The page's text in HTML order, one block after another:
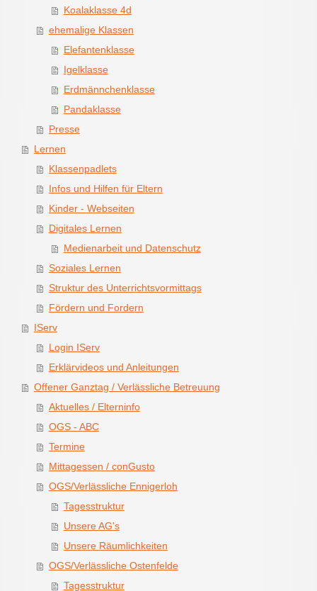
Koalaklasse 4d
ehemalige Klassen
Elefantenklasse
Igelklasse
Erdmännchenklasse
Pandaklasse
Presse
Lernen
Klassenpadlets
Infos und Hilfen für Eltern
Kinder - Webseiten
Digitales Lernen
Medienarbeit und Datenschutz
Soziales Lernen
Struktur des Unterrichtsvormittags
Fördern und Fordern
IServ
Login IServ
Erklärvideos und Anleitungen
Offener Ganztag / Verlässliche Betreuung
Aktuelles / Elterninfo
OGS - ABC
Termine
Mittagessen / conGusto
OGS/Verlässliche Ennigerloh
Tagesstruktur
Unsere AG's
Unsere Räumlichkeiten
OGS/Verlässliche Ostenfelde
Tagesstruktur